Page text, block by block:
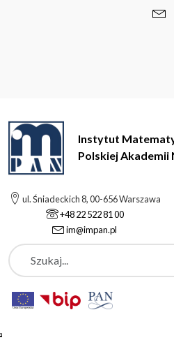
Instytut
Polskiej Akademii
ul. Śniadeckich 8, 00-656 Warszawa
+48 22 522 81 00
im@impan.pl
Szukaj